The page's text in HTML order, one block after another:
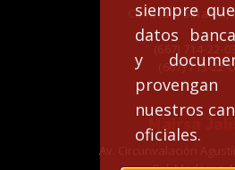
siempre
datos
y
nuestros
oficiales.
Culiacán, Sinaloa,
(667) 713-22-
Mairsa
Av. Circunvalación